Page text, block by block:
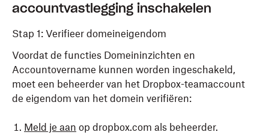
accountvastlegging inschakelen
Stap 1: Verifieer domeineigendom
Voordat de functies Domeininzichten en
Accountovername kunnen worden ingeschakeld,
moet een beheerder van het Dropbox-teamaccount
de eigendom van het domein verifiëren:
Meld je aan op dropbox.com als beheerder.